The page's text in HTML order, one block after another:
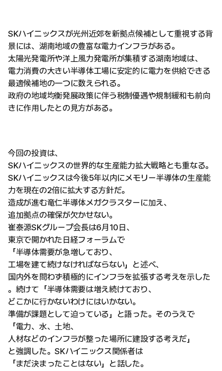
SKハイニックスが光州近郊を新拠点候補として重視する背
景には、湖南地域の豊富な電力インフラがある。
太陽光発電所や洋上風力発電所が集積する湖南地域は、
電力消費の大きい半導体工場に安定的に電力を供給できる
最適候補地の一つに数えられる。
政府の地域均衡発展政策に伴う税制優遇や規制緩和も前向
きに作用したとの見方がある。
今回の投資は、
SKハイニックスの世界的な生産能力拡大戦略とも重なる。
SKハイニックスは今後5年以内にメモリー半導体の生産能
力を現在の2倍に拡大する方針だ。
造成が進む竜仁半導体メガクラスターに加え、
追加拠点の確保が欠かせない。
崔泰源SKグループ会長は6月10日、
東京で開かれた日経フォーラムで
「半導体需要が急増しており、
工場を建て続けなければならない」と述べ、
国内外を問わず積極的にインフラを拡張する考えを示した
。続けて「半導体需要は増え続けており、
どこかに行かないわけにはいかない。
準備が課題として迫っている」と語った。そのうえで
「電力、水、土地、
人材などのインフラが整った場所に建設する考えだ」
と強調した。SKハイニックス関係者は
「まだ決まったことはない」と話した。